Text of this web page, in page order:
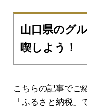
山口県のグ
喫しよう！
こちらの記事でご
「ふるさと納税